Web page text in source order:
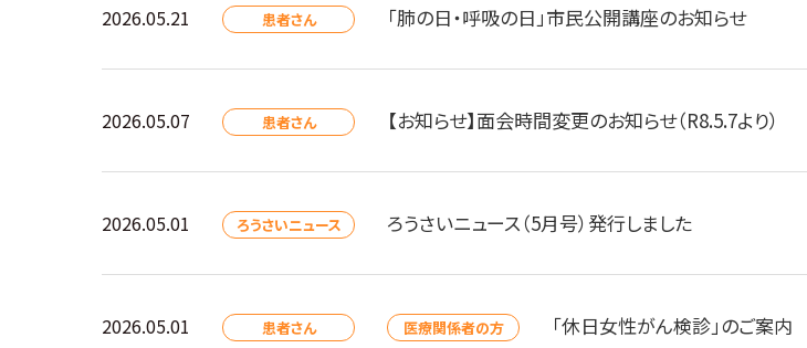
2026.05.21 患者さん 「肺の日・呼吸の日」市民公開講座のお知らせ
2026.05.07 患者さん 【お知らせ】面会時間変更のお知らせ（R8.5.7より）
2026.05.01 ろうさいニュース ろうさいニュース（5月号）発行しました
2026.05.01 患者さん 医療関係者の方 「休日女性がん検診」のご案内